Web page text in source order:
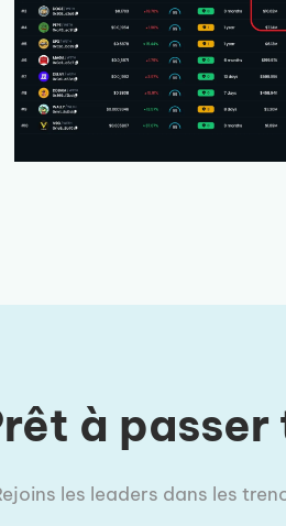
à
les leaders dans les